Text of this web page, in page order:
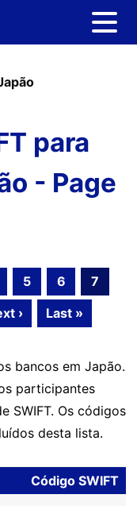
para
- Page
5 6
7
› Last »
bancos em Japão.
participantes
SWIFT. Os códigos
desta lista.
Código SWIFT